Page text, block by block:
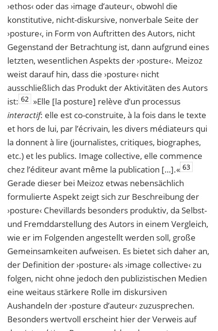
›ethos‹ oder das ›image d’auteur‹, obwohl die
konstitutive, nicht-diskursive, nonverbale Seite der
›posture‹, in Form von Auftritten des Autors, nicht
Gegenstand der Betrachtung ist, dann aufgrund eines
letzten, wesentlichen Aspekts der ›posture‹. Meizoz
weist darauf hin, dass die ›posture‹ nicht
ausschließlich das Produkt der Aktivitäten des Autors
ist: 62 »Elle [la posture] relève d’un processus
interactif: elle est co-construite, à la fois dans le texte
et hors de lui, par l’écrivain, les divers médiateurs qui
la donnent à lire (journalistes, critiques, biographes,
etc.) et les publics. Image collective, elle commence
chez l’éditeur avant même la publication […].« 63
Gerade dieser bei Meizoz etwas nebensächlich
formulierte Aspekt zeigt sich zur Beschreibung der
›posture‹ Chevillards besonders produktiv, da Selbst-
und Fremddarstellung des Autors in einem Vergleich,
wie er im Folgenden angestellt werden soll, große
Gemeinsamkeiten aufweisen. Es bietet sich daher an,
der Definition der ›posture‹ als ›image collective‹ zu
folgen, nicht ohne jedoch den publizistischen Medien
eine weitaus stärkere Rolle im diskursiven
Aushandeln der ›posture d’auteur‹ zuzusprechen.
Besonders wertvoll erscheint hier der Verweis auf